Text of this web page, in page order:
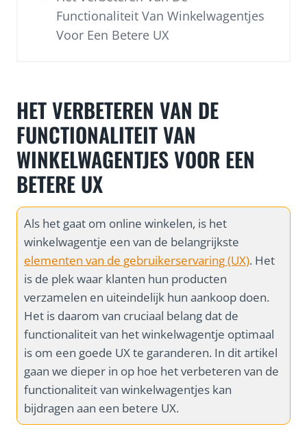
Functionaliteit Van Winkelwagentjes
Voor Een Betere UX
HET VERBETEREN VAN DE
FUNCTIONALITEIT VAN
WINKELWAGENTJES VOOR EEN
BETERE UX
Als het gaat om online winkelen, is het
winkelwagentje een van de belangrijkste
elementen van de gebruikerservaring (UX). Het
is de plek waar klanten hun producten
verzamelen en uiteindelijk hun aankoop doen.
Het is daarom van cruciaal belang dat de
functionaliteit van het winkelwagentje optimaal
is om een goede UX te garanderen. In dit artikel
gaan we dieper in op hoe het verbeteren van de
functionaliteit van winkelwagentjes kan
bijdragen aan een betere UX.